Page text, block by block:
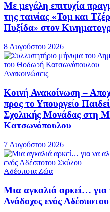
Με μεγάλη επιτυχία
της ταινίας «Τομ και
Πυξίδα» στον
8 Αυγούστου 2026
Ανακοινώσεις
Κοινή Ανακοίνωση –
προς το Υπουργείο
Σχολικής Μονάδας στη
Κατσωνόπουλου
7 Αυγούστου 2026
Αδέσποτα Ζώα
Μια αγκαλιά αρκεί… για
Ανάδοχος ενός